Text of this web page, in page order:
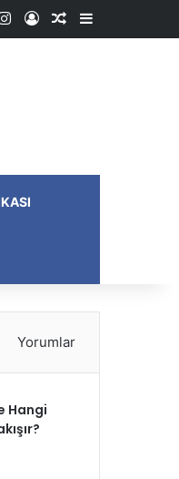
Instagram
Kayıt OlRastgele Makale
Kenar
Yorumlar
Hangi